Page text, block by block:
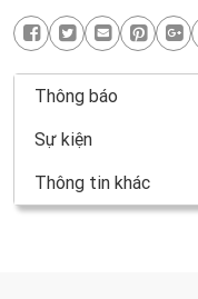
Thông báo
Sự kiện
Thông tin khác